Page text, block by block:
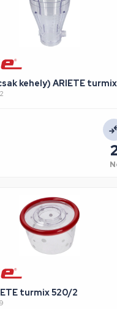
kehely) ARIETE turmix
turmix 520/2